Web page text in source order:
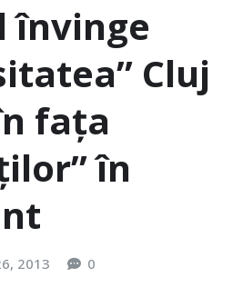
învinge
Cluj
fața
în
2013 0